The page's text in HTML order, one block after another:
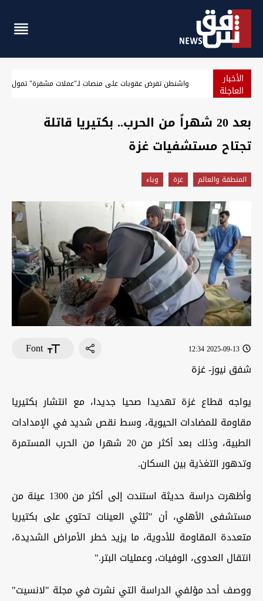
الأخبار
العاجلة الجيش الأميركي يعلن حصيلة جديدة لنتائج حصار إيران
بعد 20 شهراً من الحرب.. بكتيريا قاتلة
تجتاح مستشفيات غزة
المنطقة والعالم غزة وباء
2025-09-13 12:34
Font
شفق نيوز- غزة
يواجه قطاع غزة تهديدا صحيا جديدا، مع انتشار بكتيريا
مقاومة للمضادات الحيوية، وسط نقص شديد في الإمدادات
الطبية، وذلك بعد أكثر من 20 شهرا من الحرب المستمرة
وتدهور التغذية بين السكان.
وأظهرت دراسة حديثة استندت إلى أكثر من 1300 عينة من
مستشفى الأهلي، أن "ثلثي العينات تحتوي على بكتيريا
متعددة المقاومة للأدوية، ما يزيد خطر الأمراض الشديدة،
انتقال العدوى، الوفيات، وعمليات البتر".
ووصف أحد مؤلفي الدراسة التي نشرت في مجلة "لانسيت"